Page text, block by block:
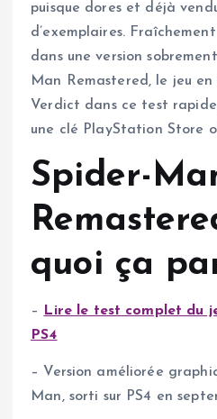
puisque dores et déjà
d’exemplaires.
dans une version
Man Remastered, le jeu
Verdict dans ce test
une clé PlayStation Store
Spider-
quoi ça
–
Lire le test complet du
PS4
– Version améliorée
Man, sorti sur PS4 en